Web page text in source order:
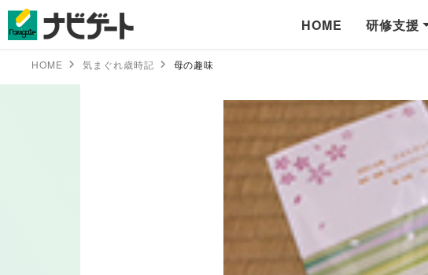
HOME 研修支援
HOME 気まぐれ歳時記 母の趣味